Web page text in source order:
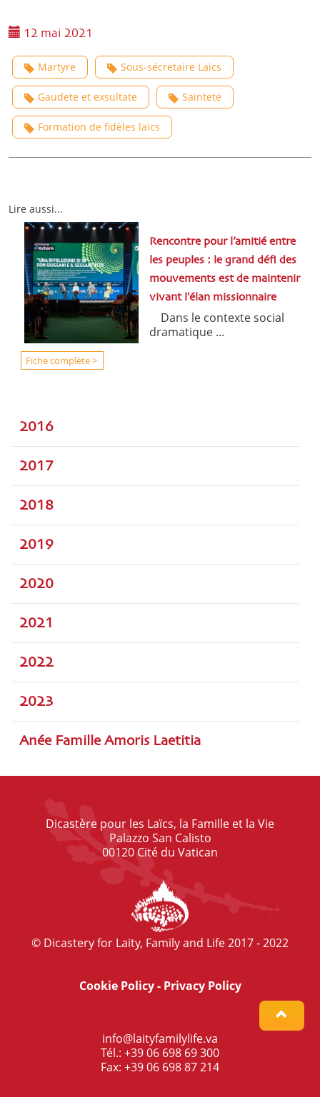
12 mai 2021
Martyre Sous-sécretaire Laïcs
Gaudete et exsultate Sainteté
Formation de fidèles laïcs
Lire aussi...
Rencontre pour l’amitié entre
les peuples : le grand défi des
mouvements est de maintenir
vivant l'élan missionnaire
Dans le contexte social
dramatique ...
Fiche complète >
2016
2017
2018
2019
2020
2021
2022
2023
Anée Famille Amoris Laetitia
Dicastère pour les Laïcs, la Famille et la Vie
Palazzo San Calisto
00120 Cité du Vatican
© Dicastery for Laity, Family and Life 2017 - 2022
Cookie Policy- Privacy Policy
info@laityfamilylife.va
Tél.: +39 06 698 69 300
Fax: +39 06 698 87 214